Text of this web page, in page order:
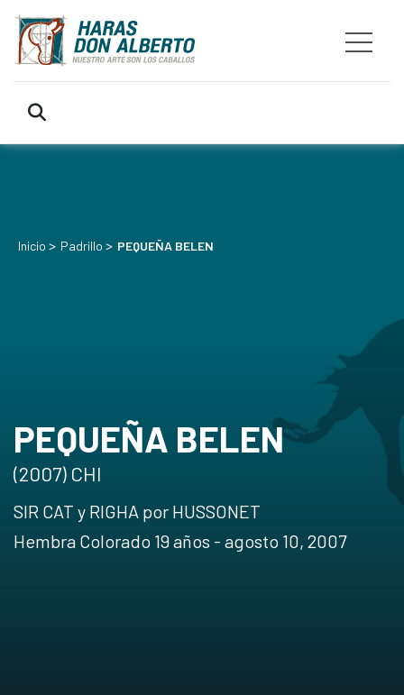
Inicio > Padrillo > PEQUEÑA BELEN
PEQUEÑA BELEN
(2007) CHI
SIR CAT y RIGHA por HUSSONET
Hembra Colorado 19 años - agosto 10, 2007